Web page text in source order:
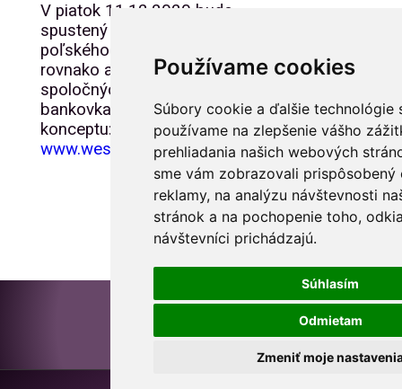
Používame cookies
Súbory cookie a ďalšie technológie
používame na zlepšenie vášho
prehliadania našich webových
sme vám zobrazovali prispôsobený
reklamy, na analýzu návštevnosti
stránok a na pochopenie toho,
návštevníci prichádzajú.
Súhlasím
Odmietam
Zmeniť moje
V piatok 11.12.2020 bude
spustený aj online predaj
poľského vianočného vydania a
rovnako ako aj poslednej časti
spoločných foldrov s troma
bankovkami na stránke poľského
konceptu:
www.wesolychswiat2020.esouvenir.pl